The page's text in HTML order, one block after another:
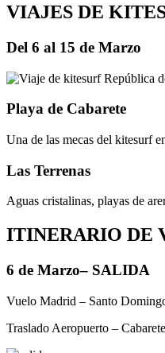
VIAJES DE
Del 6 al 15 de Marzo
Playa de Cabarete
Una de las mecas del kitesurf
Las Terrenas
Aguas cristalinas, playas de
ITINERARIO DE
6 de Marzo– SALIDA
Vuelo Madrid – Santo
Traslado Aeropuerto – Cabarete